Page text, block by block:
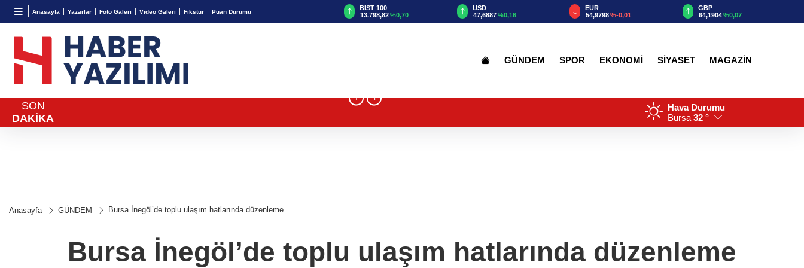
Anasayfa Yazarlar Foto Galeri Video Galeri Fikstür Puan Durumu
BGN
27,9743 %-0,22
VND
0,0018%0,27
6.556,53
BIST 100
13.798,82 %0,70
USD
47,6887%0,16
EUR
54,9798 %-0,01
GBP
64,1904%0,07
GÜNDEM SPOR EKONOMİ SİYASET MAGAZİN
SON
DAKİKA
‹ ›
Hava Durumu
Bursa 32 °
Anasayfa GÜNDEM Bursa İnegöl’de toplu ulaşım hatlarında düzenleme
Bursa İnegöl’de toplu ulaşım hatlarında düzenleme